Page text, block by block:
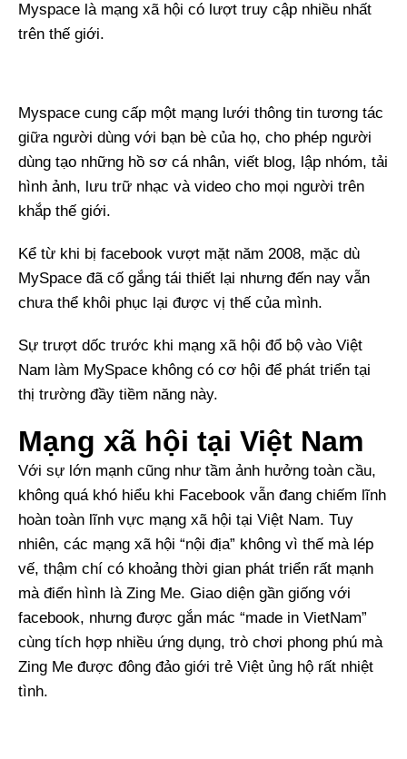
Myspace là mạng xã hội có lượt truy cập nhiều nhất
trên thế giới.
Myspace cung cấp một mạng lưới thông tin tương tác
giữa người dùng với bạn bè của họ, cho phép người
dùng tạo những hồ sơ cá nhân, viết blog, lập nhóm, tải
hình ảnh, lưu trữ nhạc và video cho mọi người trên
khắp thế giới.
Kể từ khi bị facebook vượt mặt năm 2008, mặc dù
MySpace đã cố gắng tái thiết lại nhưng đến nay vẫn
chưa thể khôi phục lại được vị thế của mình.
Sự trượt dốc trước khi mạng xã hội đổ bộ vào Việt
Nam làm MySpace không có cơ hội để phát triển tại
thị trường đầy tiềm năng này.
Mạng xã hội tại Việt Nam
Với sự lớn mạnh cũng như tầm ảnh hưởng toàn cầu,
không quá khó hiểu khi Facebook vẫn đang chiếm lĩnh
hoàn toàn lĩnh vực mạng xã hội tại Việt Nam. Tuy
nhiên, các mạng xã hội “nội địa” không vì thế mà lép
vế, thậm chí có khoảng thời gian phát triển rất mạnh
mà điển hình là Zing Me. Giao diện gần giống với
facebook, nhưng được gắn mác “made in VietNam”
cùng tích hợp nhiều ứng dụng, trò chơi phong phú mà
Zing Me được đông đảo giới trẻ Việt ủng hộ rất nhiệt
tình.